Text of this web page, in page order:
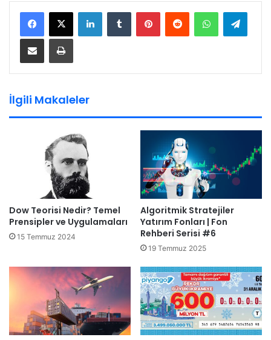
LinkedInTumblr PinterestReddit WhatsApp
E-Posta ile paylaş Yazdır
İlgili Makaleler
Dow Teorisi Nedir? Temel
Prensipler ve Uygulamaları
15 Temmuz 2024
Algoritmik Stratejiler
Yatırım Fonları | Fon
Rehberi Serisi #6
19 Temmuz 2025